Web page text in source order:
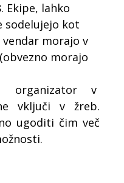
Ekipe, lahko
sodelujejo kot
vendar morajo v
morajo
organizator v
vključi v žreb.
ugoditi čim več